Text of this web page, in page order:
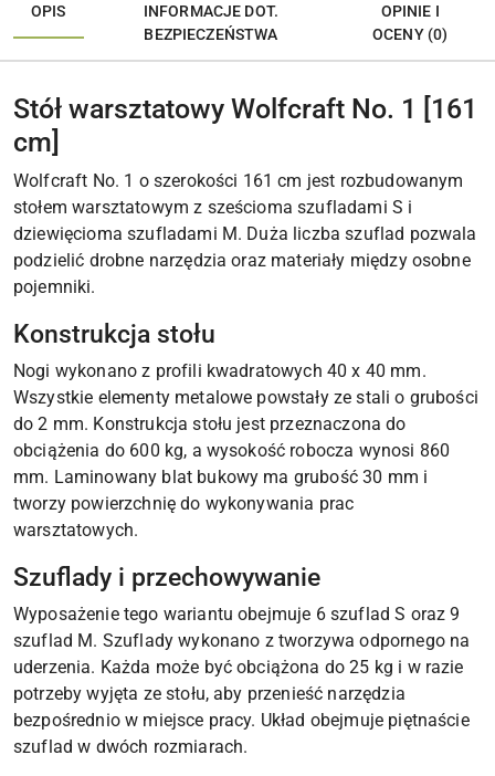
OPIS
INFORMACJE DOT.
BEZPIECZEŃSTWA
OPINIE I
OCENY (0)
Stół warsztatowy Wolfcraft No. 1 [161
cm]
Wolfcraft No. 1 o szerokości 161 cm jest rozbudowanym
stołem warsztatowym z sześcioma szufladami S i
dziewięcioma szufladami M. Duża liczba szuflad pozwala
podzielić drobne narzędzia oraz materiały między osobne
pojemniki.
Konstrukcja stołu
Nogi wykonano z profili kwadratowych 40 x 40 mm.
Wszystkie elementy metalowe powstały ze stali o grubości
do 2 mm. Konstrukcja stołu jest przeznaczona do
obciążenia do 600 kg, a wysokość robocza wynosi 860
mm. Laminowany blat bukowy ma grubość 30 mm i
tworzy powierzchnię do wykonywania prac
warsztatowych.
Szuflady i przechowywanie
Wyposażenie tego wariantu obejmuje 6 szuflad S oraz 9
szuflad M. Szuflady wykonano z tworzywa odpornego na
uderzenia. Każda może być obciążona do 25 kg i w razie
potrzeby wyjęta ze stołu, aby przenieść narzędzia
bezpośrednio w miejsce pracy. Układ obejmuje piętnaście
szuflad w dwóch rozmiarach.